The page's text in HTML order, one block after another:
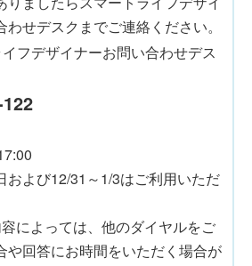
せデスクまでご連絡ください。
フデザイナーお問い合わせデス
および12/31～1/3はご利用いただ
によっては、他のダイヤルをご
や回答にお時間をいただく場合が